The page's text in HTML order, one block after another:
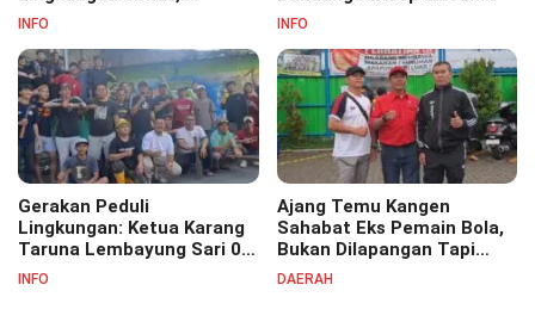
Bersihkan Saluran Air di RW
INFO
S.Pd.M.M Hadiri Haul Akbar
Pesantren Cipasung.
INFO
Gerakan Peduli
Lingkungan: Ketua Karang
Taruna Lembayung Sari 09
Irvan Permana Ajak
INFO
Ajang Temu Kangen
Sahabat Eks Pemain Bola,
Bukan Dilapangan Tapi
Ditongkrongan
DAERAH